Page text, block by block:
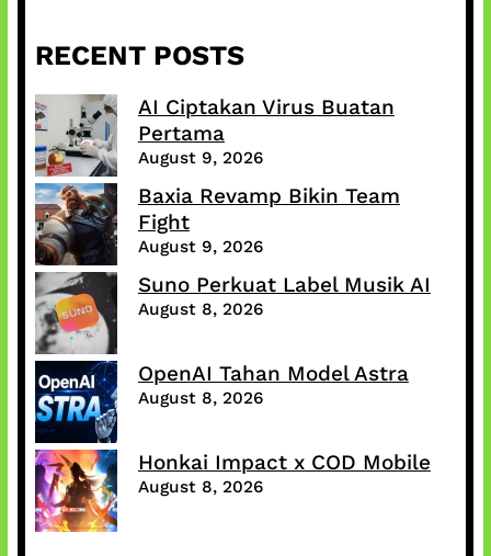
RECENT POSTS
AI Ciptakan Virus Buatan
Pertama
August 9, 2026
Baxia Revamp Bikin Team
Fight
August 9, 2026
Suno Perkuat Label Musik AI
August 8, 2026
OpenAI Tahan Model Astra
August 8, 2026
Honkai Impact x COD Mobile
August 8, 2026